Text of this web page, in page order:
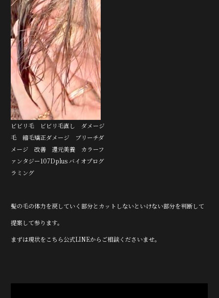
ビビリ毛 ビビリ毛直し ダメージ
毛 縮毛矯正ダメージ ブリーチダ
メージ 改善 還元美養 カラーフ
ァンタジー107Dplus バイオプログ
ラミング
髪の毛の体力を戻していく部分とカットしないといけない部分を判断して
提案して参ります。
まずは現状をこちら公式LINEからご相談くださいませ。